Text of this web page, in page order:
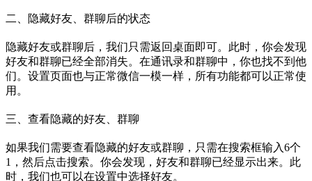
二、隐藏好友、群聊后的状态
隐藏好友或群聊后，我们只需返回桌面即可。此时，你会发现
好友和群聊已经全部消失。在通讯录和群聊中，你也找不到他
们。设置页面也与正常微信一模一样，所有功能都可以正常使
用。
三、查看隐藏的好友、群聊
如果我们需要查看隐藏的好友或群聊，只需在搜索框输入6个
1，然后点击搜索。你会发现，好友和群聊已经显示出来。此
时，我们也可以在设置中选择好友。